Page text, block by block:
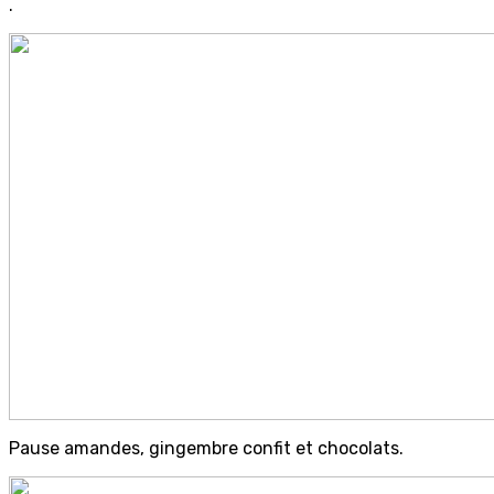
.
Pause amandes, gingembre confit et chocolats.